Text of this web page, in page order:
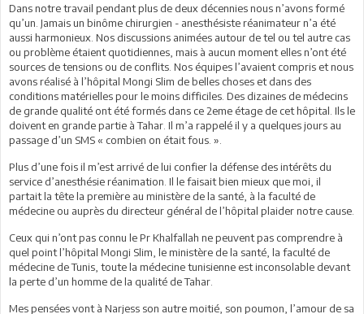
Dans notre travail pendant plus de deux décennies nous n’avons formé
qu’un. Jamais un binôme chirurgien - anesthésiste réanimateur n’a été
aussi harmonieux. Nos discussions animées autour de tel ou tel autre cas
ou problème étaient quotidiennes, mais à aucun moment elles n’ont été
sources de tensions ou de conflits. Nos équipes l’avaient compris et nous
avons réalisé à l’hôpital Mongi Slim de belles choses et dans des
conditions matérielles pour le moins difficiles. Des dizaines de médecins
de grande qualité ont été formés dans ce 2eme étage de cet hôpital. Ils le
doivent en grande partie à Tahar. Il m’a rappelé il y a quelques jours au
passage d’un SMS « combien on était fous. ».
Plus d’une fois il m’est arrivé de lui confier la défense des intérêts du
service d’anesthésie réanimation. Il le faisait bien mieux que moi, il
partait la tête la première au ministère de la santé, à la faculté de
médecine ou auprès du directeur général de l’hôpital plaider notre cause.
Ceux qui n’ont pas connu le Pr Khalfallah ne peuvent pas comprendre à
quel point l’hôpital Mongi Slim, le ministère de la santé, la faculté de
médecine de Tunis, toute la médecine tunisienne est inconsolable devant
la perte d’un homme de la qualité de Tahar.
Mes pensées vont à Narjess son autre moitié, son poumon, l’amour de sa